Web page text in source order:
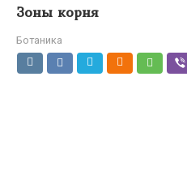
Зоны корня
Ботаника